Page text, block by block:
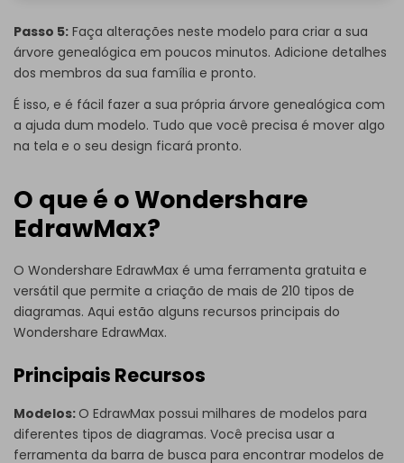
Passo 5: Faça alterações neste modelo para criar a sua
árvore genealógica em poucos minutos. Adicione detalhes
dos membros da sua família e pronto.
É isso, e é fácil fazer a sua própria árvore genealógica com
a ajuda dum modelo. Tudo que você precisa é mover algo
na tela e o seu design ficará pronto.
O que é o Wondershare
EdrawMax?
O Wondershare EdrawMax é uma ferramenta gratuita e
versátil que permite a criação de mais de 210 tipos de
diagramas. Aqui estão alguns recursos principais do
Wondershare EdrawMax.
Principais Recursos
Modelos: O EdrawMax possui milhares de modelos para
diferentes tipos de diagramas. Você precisa usar a
ferramenta da barra de busca para encontrar modelos de